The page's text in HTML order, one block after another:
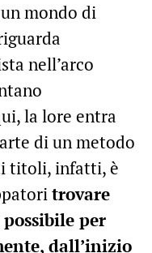
mondo di
nell’arco
la lore entra
di un metodo
titoli, infatti, è
trovare
per
dall’inizio